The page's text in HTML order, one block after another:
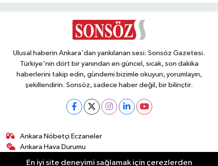
Ulusal haberin Ankara'dan yankılanan sesi: Sonsöz Gazetesi.
Türkiye'nin dört bir yanından en güncel, sıcak, son dakika
haberlerini takip edin, gündemi bizimle okuyun, yorumlayın,
şekillendirin. Sonsöz, sadece haber değil, bir bilinçtir.
Ankara Nöbetçi Eczaneler
Ankara Hava Durumu
En iyi site deneyimi sağlamak için çerezlerden